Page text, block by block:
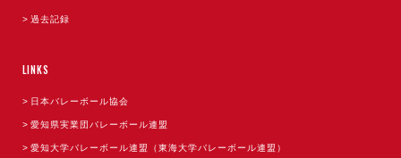
過去記録
LINKS
日本バレーボール協会
愛知県実業団バレーボール連盟
愛知大学バレーボール連盟（東海大学バレーボール連盟）